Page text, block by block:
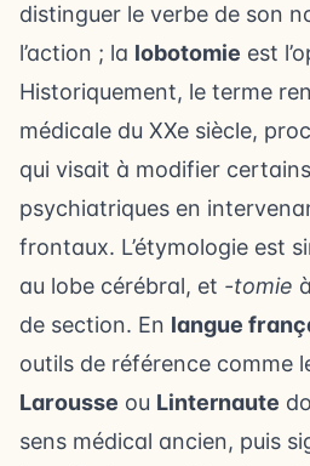
distinguer le verbe de son
l’action ; la lobotomie est
Historiquement, le terme
médicale du XXe siècle,
qui visait à modifier
psychiatriques en
frontaux. L’étymologie est
au lobe cérébral, et -tomie
de section. En langue
outils de référence comme
Larousse ou Linternaute
sens médical ancien, puis